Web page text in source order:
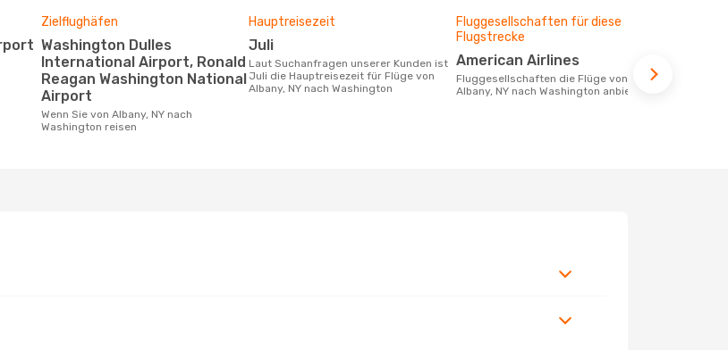
Zielflughäfen
Washington Dulles
International Airport, Ronald
Reagan Washington National
Airport
Wenn Sie von Albany, NY nach
Washington reisen
Hauptreisezeit
Juli
Laut Suchanfragen unserer Kunden ist
Juli die Hauptreisezeit für Flüge von
Albany, NY nach Washington
Fluggesellschaften für diese
Flugstrecke
American Airlines
Fluggesellschaften die Flüge von
Albany, NY nach Washington anbieten